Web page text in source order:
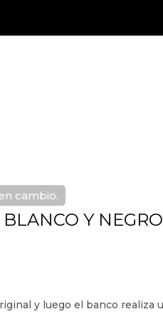
cambio.
Y NEGRO